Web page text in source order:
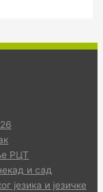
РЦТ
и сад
језика и језичке